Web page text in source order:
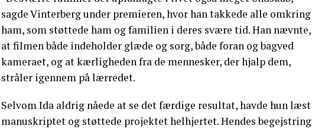
sagde Vinterberg under premieren, hvor han takkede alle omkring
ham, som støttede ham og familien i deres svære tid. Han nævnte,
at filmen både indeholder glæde og sorg, både foran og bagved
kameraet, og at kærligheden fra de mennesker, der hjalp dem,
stråler igennem på lærredet.
Selvom Ida aldrig nåede at se det færdige resultat, havde hun læst
manuskriptet og støttede projektet helhjertet. Hendes begejstring